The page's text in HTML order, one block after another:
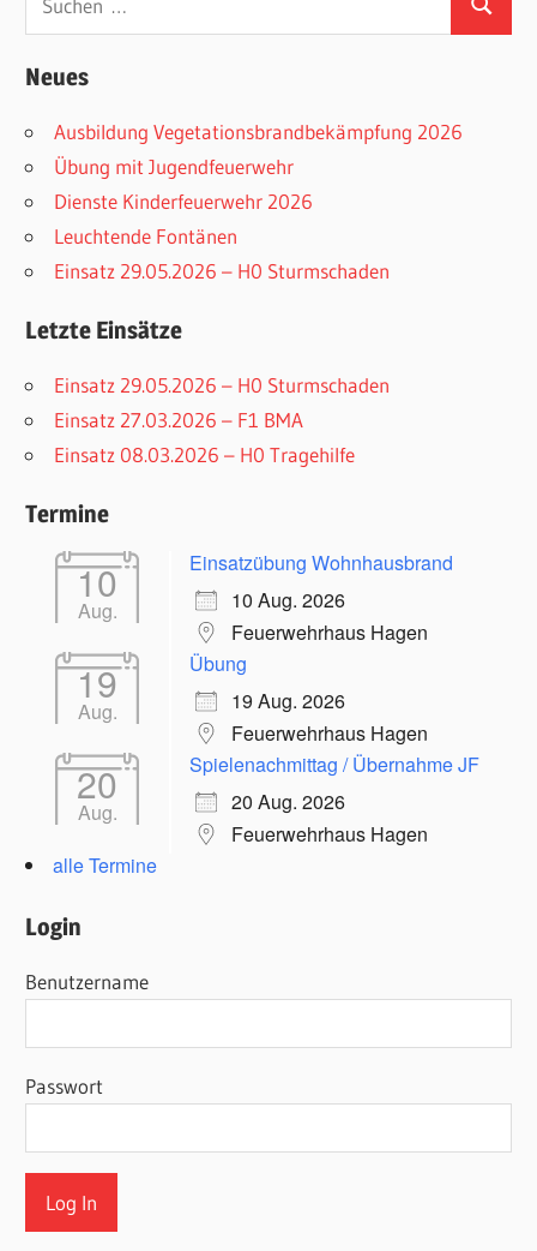
Suchen
Neues
Ausbildung Vegetationsbrandbekämpfung 2026
Übung mit Jugendfeuerwehr
Dienste Kinderfeuerwehr 2026
Leuchtende Fontänen
Einsatz 29.05.2026 – H0 Sturmschaden
Letzte Einsätze
Einsatz 29.05.2026 – H0 Sturmschaden
Einsatz 27.03.2026 – F1 BMA
Einsatz 08.03.2026 – H0 Tragehilfe
Termine
10
Aug.
Einsatzübung Wohnhausbrand
10 Aug. 2026
Feuerwehrhaus Hagen
19
Aug.
Übung
19 Aug. 2026
Feuerwehrhaus Hagen
20
Aug.
Spielenachmittag / Übernahme JF
20 Aug. 2026
Feuerwehrhaus Hagen
alle Termine
Login
Benutzername
Passwort